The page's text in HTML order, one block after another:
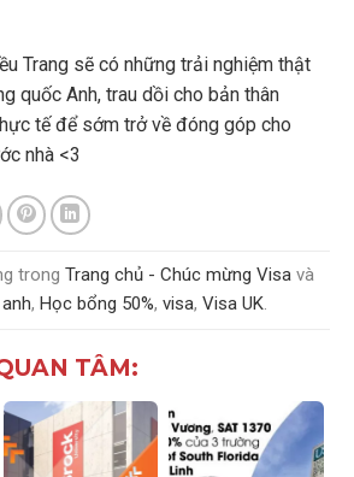
Trang sẽ có những trải nghiệm thật
quốc Anh, trau dồi cho bản thân
tế để sớm trở về đóng góp cho
nhà <3
trong Trang chủ - Chúc mừng Visa và
, Học bổng 50%, visa, Visa UK.
TÂM: